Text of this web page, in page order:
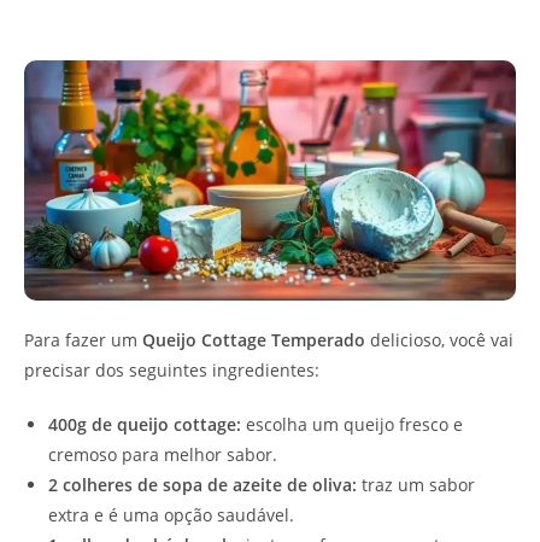
Para fazer um Queijo Cottage Temperado delicioso, você vai
precisar dos seguintes ingredientes:
400g de queijo cottage: escolha um queijo fresco e
cremoso para melhor sabor.
2 colheres de sopa de azeite de oliva: traz um sabor
extra e é uma opção saudável.